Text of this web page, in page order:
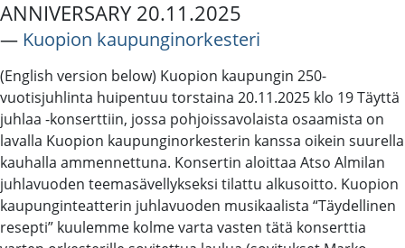
ANNIVERSARY 20.11.2025
― Kuopion kaupunginorkesteri
(English version below) Kuopion kaupungin 250-
vuotisjuhlinta huipentuu torstaina 20.11.2025 klo 19 Täyttä
juhlaa -konserttiin, jossa pohjoissavolaista osaamista on
lavalla Kuopion kaupunginorkesterin kanssa oikein suurella
kauhalla ammennettuna. Konsertin aloittaa Atso Almilan
juhlavuoden teemasävellykseksi tilattu alkusoitto. Kuopion
kaupunginteatterin juhlavuoden musikaalista “Täydellinen
resepti” kuulemme kolme varta vasten tätä konserttia